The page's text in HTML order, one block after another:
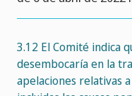
3.12 El Comité indica
desembocaría en la
apelaciones relativas